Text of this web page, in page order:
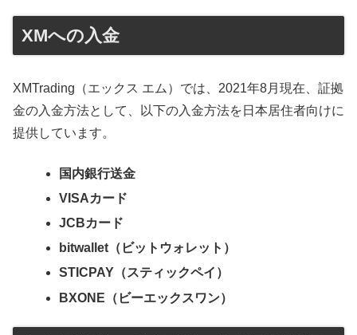
XMへの入金
XMTrading（エックス エム）では、2021年8月現在、証拠
金の入金方法として、以下の入金方法を日本居住者向けに
提供しています。
国内銀行送金
VISAカード
JCBカード
bitwallet（ビットウォレット）
STICPAY（スティックペイ）
BXONE（ビーエックスワン）